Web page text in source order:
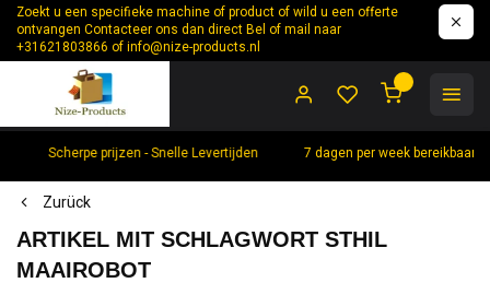
Zoekt u een specifieke machine of product of wild u een offerte
ontvangen Contacteer ons dan direct Bel of mail naar
+31621803866 ofinfo@nize-products.nl
Scherpe prijzen - Snelle Levertijden 7 dagen per week bereikbaar
Zurück
ARTIKEL MIT SCHLAGWORT STHIL
MAAIROBOT